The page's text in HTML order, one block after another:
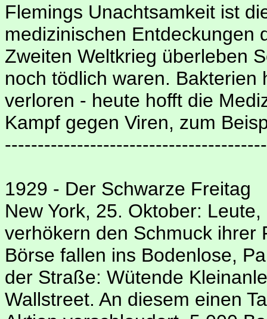
Flemings Unachtsamkeit ist
medizinischen Entdeckungen
Zweiten Weltkrieg überleben
noch tödlich waren.
verloren - heute hofft die
Kampf gegen Viren, zum
1929 - Der Schwarze Freitag
New York, 25. Oktober:
verhökern den Schmuck ihrer
Börse fallen ins Bodenlose,
der Straße: Wütende
Wallstreet. An diesem einen